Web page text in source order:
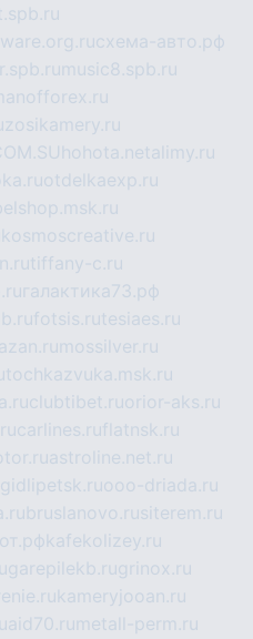
схема-авто.рф
music8.spb.ru
zosikamery.ru
hohota.netalimy.ru
otdelkaexp.ru
kosmoscreative.ru
tiffany-c.ru
галактика73.рф
fotsis.rutesiaes.ru
mossilver.ru
tochkazvuka.msk.ru
clubtibet.ruorior-aks.ru
carlines.ruflatnsk.ru
astroline.net.ru
gidlipetsk.ruooo-driada.ru
bruslanovo.rusiterem.ru
kafekolizey.ru
grinox.ru
kameryjooan.ru
aid70.ru metall-perm.ru